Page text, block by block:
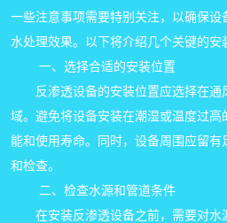
一些注意事项需要特别关注，以确保
水处理效果。以下将介绍几个关键的安
一、选择合适的安装位置
反渗透设备的安装位置应选择在
域。避免将设备安装在潮湿或温度过
能和使用寿命。同时，设备周围应留
和检查。
二、检查水源和管道条件
在安装反渗透设备之前，需要对